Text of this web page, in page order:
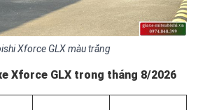
Xforce GLX màu trắng
Xforce GLX trong tháng 8/2026